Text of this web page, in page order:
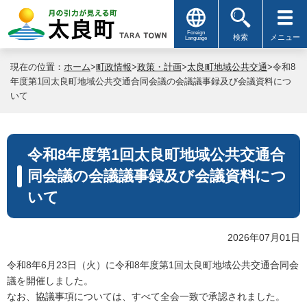
Foreign
Language
検索 メニュー
現在の位置： ホーム>町政情報>政策・計画>太良町地域公共交通>令和8
年度第1回太良町地域公共交通合同会議の会議議事録及び会議資料につ
いて
令和8年度第1回太良町地域公共交通合
同会議の会議議事録及び会議資料につ
いて
2026年07月01日
令和8年6月23日（火）に令和8年度第1回太良町地域公共交通合同会
議を開催しました。
なお、協議事項については、すべて全会一致で承認されました。